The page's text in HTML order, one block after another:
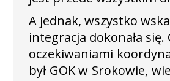
A jednak, wszystko
integracja dokonała się.
oczekiwaniami
był GOK w Srokowie,